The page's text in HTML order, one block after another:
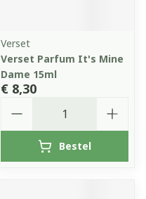
Verset
Verset Parfum It's Mine
Dame 15ml
€ 8,30
Bestel